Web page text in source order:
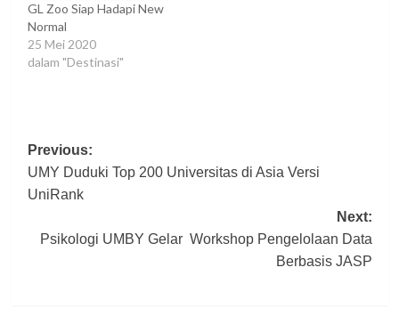
GL Zoo Siap Hadapi New
Normal
25 Mei 2020
dalam "Destinasi"
Post
navigation
Previous:
UMY Duduki Top 200 Universitas di Asia Versi
UniRank
Next:
Psikologi UMBY Gelar Workshop Pengelolaan Data
Berbasis JASP